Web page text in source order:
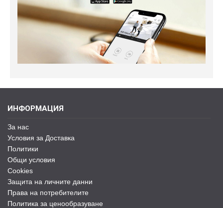
ИНФОРМАЦИЯ
За нас
Условия за Доставка
Политики
Общи условия
Cookies
Защита на личните данни
Права на потребителите
Политика за ценообразуване